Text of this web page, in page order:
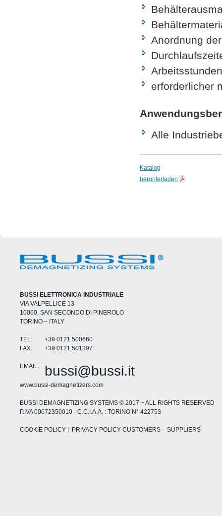
Anordnung
erforderlicher
Alle
Katalog
herunterladen
BUSSI ELETTRONICA INDUSTRIALE
VIA VALPELLICE 13
10060, SAN SECONDO DI PINEROLO
TORINO – ITALY
TEL:
+39 0121 500660
FAX:
+39 0121 501397
EMAIL: bussi@bussi.it
www.bussi-demagnetizers.com
BUSSI DEMAGNETIZING SYSTEMS © 2017 ~ ALL RIGHTS RESERVED
P.IVA 00072350010 - C.C.I.A.A. : TORINO N° 422753
COOKIE POLICY | PRIVACY POLICY CUSTOMERS - SUPPLIERS